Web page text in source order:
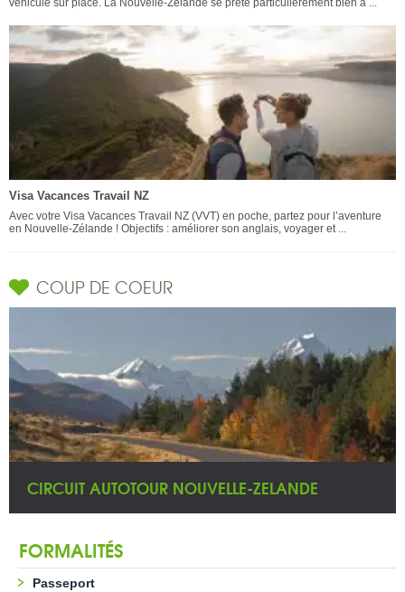
véhicule sur place. La Nouvelle-Zélande se prête particulièrement bien à ...
Visa Vacances Travail NZ
Avec votre Visa Vacances Travail NZ (VVT) en poche, partez pour l’aventure
en Nouvelle-Zélande ! Objectifs : améliorer son anglais, voyager et ...
COUP DE COEUR
CIRCUIT AUTOTOUR NOUVELLE-ZELANDE
FORMALITÉS
Passeport